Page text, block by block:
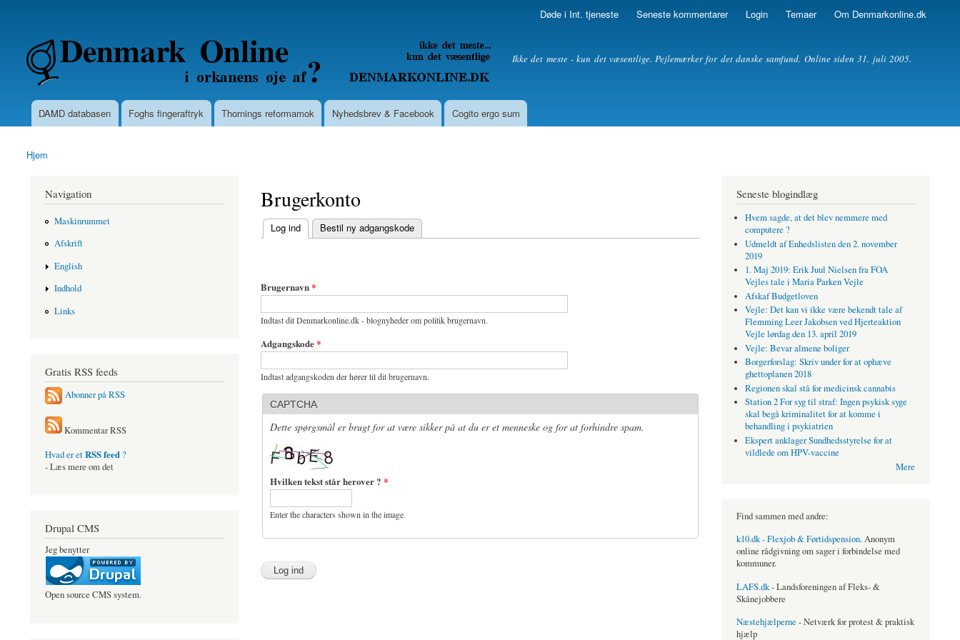
content
Døde i Int. tjeneste Seneste kommentarer Login Temaer Om Denmarkonline.dk
Denmarkonline.dk - blognyheder om politik Ikke det meste - kun det væsentlige. Pejlemærker for det danske samfund. Online siden 31. juli 2005.
Main menu
DAMD databasen Foghs fingeraftryk Thornings reformamok Nyhedsbrev & Facebook Cogito ergo sum
You are here
Hjem
Brugerkonto
Primary tabs
Log ind
(active tab) Bestil ny adgangskode
Brugernavn*
Indtast dit Denmarkonline.dk - blognyheder om politik brugernavn.
Adgangskode*
Indtast adgangskoden der hører til dit brugernavn.
CAPTCHA
Dette spørgsmål er brugt for at være sikker på at du er et menneske og for at forhindre spam.
Hvilken tekst står herover ? *
Enter the characters shown in the image.
Navigation
Maskinrummet
Afskrift
English
Indhold
Links
Gratis RSS feeds
Abonner på RSS
Kommentar RSS
Hvad er etRSS feed ?
- Læs mere om det
Drupal CMS
Jeg benytter
Open source CMS system.
Seneste blogindlæg
Hvem sagde, at det blev nemmere med
computere ?
Udmeldt af Enhedslisten den 2. november
2019
1. Maj 2019: Erik Juul Nielsen fra FOA
Vejles tale i Maria Parken Vejle
Afskaf Budgetloven
Vejle: Det kan vi ikke være bekendt tale af
Flemming Leer Jakobsen ved Hjerteaktion
Vejle lørdag den 13. april 2019
Vejle: Bevar almene boliger
Borgerforslag: Skriv under for at ophæve
ghettoplanen 2018
Regionen skal stå for medicinsk cannabis
Station 2 For syg til straf: Ingen psykisk syge
skal begå kriminalitet for at komme i
behandling i psykiatrien
Ekspert anklager Sundhedsstyrelse for at
vildlede om HPV-vaccine
Mere
Find sammen med andre:
k10.dk - Flexjob & Førtidspension. Anonym
online rådgivning om sager i forbindelse med
kommuner.
LAFS.dk- Landsforeningen af Fleks- &
Skånejobbere
Næstehjælperne - Netværk for protest & praktisk
hjælp